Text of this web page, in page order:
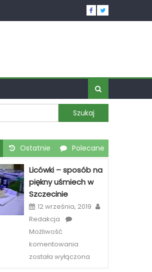
Ostatnie Polecane
Licówki – sposób na
piękny uśmiech w
Szczecinie
12 września, 2019
Redakcja
Możliwość
komentowania
–
sposób
została wyłączona